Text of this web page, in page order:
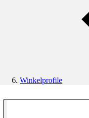
Winkelprofile